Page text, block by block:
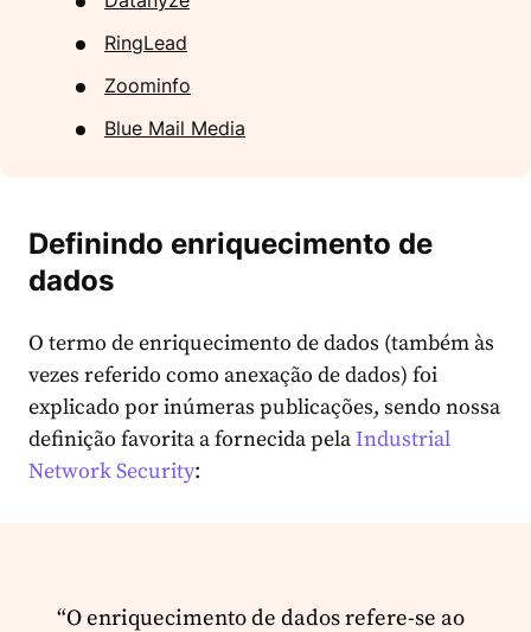
RingLead
Zoominfo
Blue Mail Media
Definindo enriquecimento de
dados
O termo de enriquecimento de dados (também às
vezes referido como anexação de dados) foi
explicado por inúmeras publicações, sendo nossa
definição favorita a fornecida pelaIndustrial
Network Security:
“O enriquecimento de dados refere-se ao